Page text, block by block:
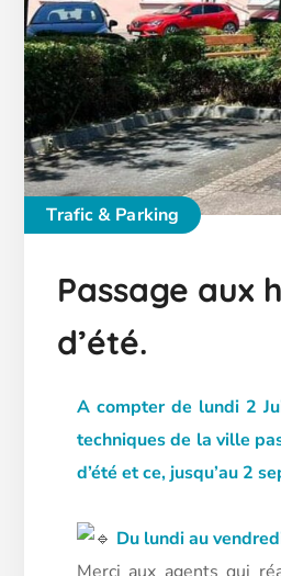
Trafic & Parking
Passage aux
d’été.
A compter de lundi 2
techniques de la ville
d’été et ce, jusqu’au 2
Du lundi au